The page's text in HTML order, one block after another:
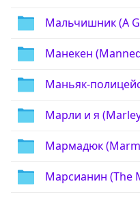
Мальчишник (A
Манекен
Маньяк-
Марли и я
Мармадюк
Марсианин (The